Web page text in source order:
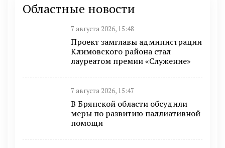
Областные новости
7 августа 2026, 15:48
Проект замглавы администрации
Климовского района стал
лауреатом премии «Служение»
7 августа 2026, 15:47
В Брянской области обсудили
меры по развитию паллиативной
помощи